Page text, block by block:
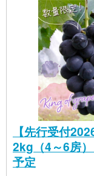
【先行受付
2kg（4～6房
予定